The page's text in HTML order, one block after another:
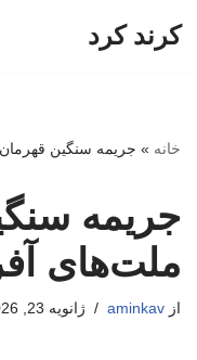
کرند کرد
خانه » جریمه سنگین
جریمه
ملت‌های
از aminkav ژانویه 23, 2026